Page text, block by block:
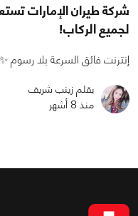
شركة طيران الإمارات
لجميع الركاب!
إنترنت فائق السرعة بلا رسوم ✨
بقلم زينب شريف
منذ 8 أشهر